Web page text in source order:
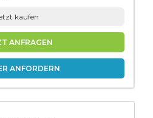
kaufen
ANFRAGEN
ANFORDERN